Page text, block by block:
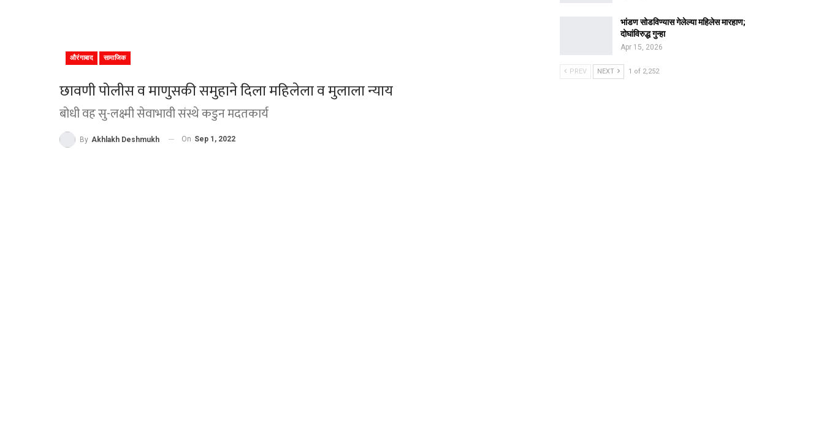
औरंगाबाद सामाजिक
छावणी पोलीस व माणुसकी समुहाने दिला महिलेला व मुलाला न्याय
बोधी वह सु-लक्ष्मी सेवाभावी संस्थे कडुन मदतकार्य
By Akhlakh Deshmukh On Sep 1, 2022
भांडण सोडविण्यास गेलेल्या महिलेस मारहाण;
दोघांविरुद्ध गुन्हा
Apr 15, 2026
PREV NEXT 1 of 2,252